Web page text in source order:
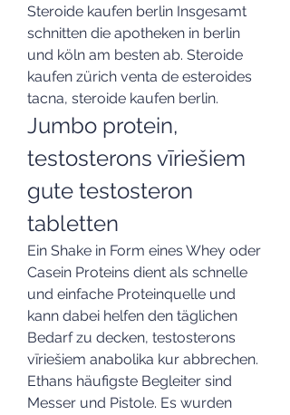
Steroide kaufen berlin Insgesamt
schnitten die apotheken in berlin
und köln am besten ab. Steroide
kaufen zürich venta de esteroides
tacna, steroide kaufen berlin.
Jumbo protein,
testosterons vīriešiem
gute testosteron
tabletten
Ein Shake in Form eines Whey oder
Casein Proteins dient als schnelle
und einfache Proteinquelle und
kann dabei helfen den täglichen
Bedarf zu decken, testosterons
vīriešiem anabolika kur abbrechen.
Ethans häufigste Begleiter sind
Messer und Pistole. Es wurden